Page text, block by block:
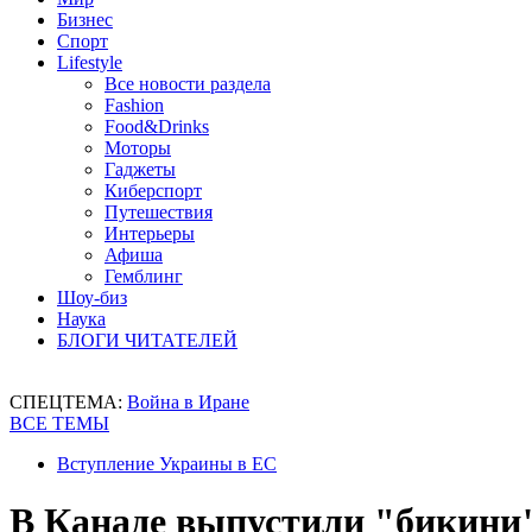
Бизнес
Спорт
Lifestyle
Все новости раздела
Fashion
Food&Drinks
Моторы
Гаджеты
Киберспорт
Путешествия
Интерьеры
Афиша
Гемблинг
Шоу-биз
Наука
БЛОГИ ЧИТАТЕЛЕЙ
СПЕЦТЕМА: Война в Иране
ВСЕ ТЕМЫ
Вступление Украины в ЕС
В Канаде выпустили